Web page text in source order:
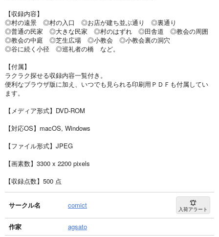
【収録内容】
◎村の遠景 ◎村の入口 ◎お店が建ち並ぶ通り ◎裏通り
◎普通の民家 ◎大きな民家 ◎村のはずれ ◎田舎道 ◎教会の周囲
◎教会の中庭 ◎芝生広場 ◎小教会 ◎小教会裏の洞穴
◎谷に続く小径 ◎巡礼者の橋 など。
【付属】
ラクラク探せる収録内容一覧付き。
便利なブラウザ版に加え、いつでも見られる印刷用ＰＤＦも付属してい
ます。
【メディア形式】DVD-ROM
【対応OS】macOS, Windows
【ファイル形式】JPEG
【画素数】3300 x 2200 pixels
【収録点数】500 点
サークル名 comict 入荷アラート
作家
agsato